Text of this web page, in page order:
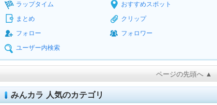
ラップタイム
おすすめスポット
まとめ
クリップ
フォロー
フォロワー
ユーザー内検索
ページの先頭へ ▲
みんカラ 人気のカテゴリ